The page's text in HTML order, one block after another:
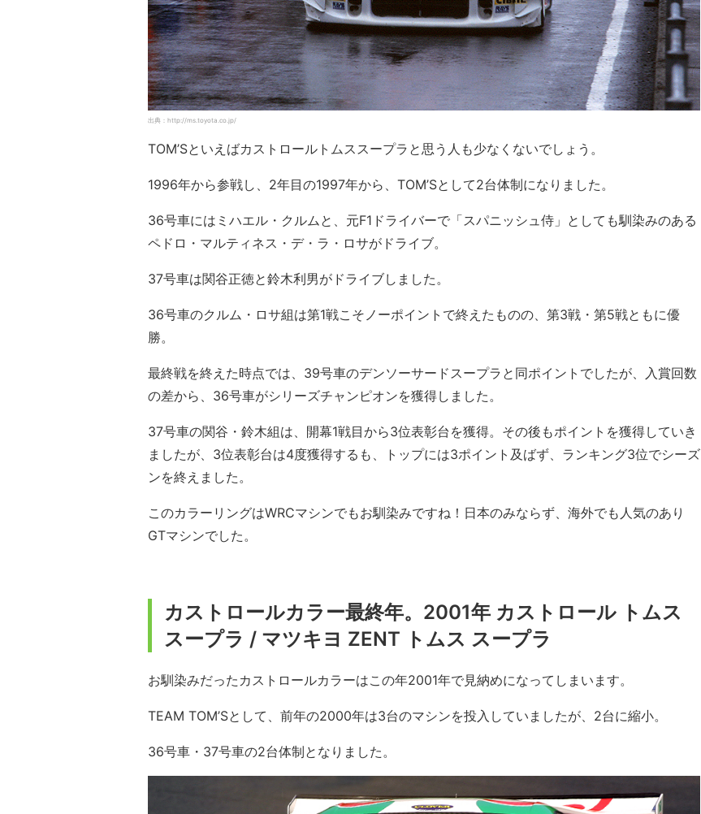
出典：http://ms.toyota.co.jp/
TOM’Sといえばカストロールトムススープラと思う人も少なくないでしょう。
1996年から参戦し、2年目の1997年から、TOM’Sとして2台体制になりました。
36号車にはミハエル・クルムと、元F1ドライバーで「スパニッシュ侍」としても馴染みのある
ペドロ・マルティネス・デ・ラ・ロサがドライブ。
37号車は関谷正徳と鈴木利男がドライブしました。
36号車のクルム・ロサ組は第1戦こそノーポイントで終えたものの、第3戦・第5戦ともに優
勝。
最終戦を終えた時点では、39号車のデンソーサードスープラと同ポイントでしたが、入賞回数
の差から、36号車がシリーズチャンピオンを獲得しました。
37号車の関谷・鈴木組は、開幕1戦目から3位表彰台を獲得。その後もポイントを獲得していき
ましたが、3位表彰台は4度獲得するも、トップには3ポイント及ばず、ランキング3位でシーズ
ンを終えました。
このカラーリングはWRCマシンでもお馴染みですね！日本のみならず、海外でも人気のあり
GTマシンでした。
カストロールカラー最終年。2001年 カストロール トムス
スープラ / マツキヨ ZENT トムス スープラ
お馴染みだったカストロールカラーはこの年2001年で見納めになってしまいます。
TEAM TOM’Sとして、前年の2000年は3台のマシンを投入していましたが、2台に縮小。
36号車・37号車の2台体制となりました。